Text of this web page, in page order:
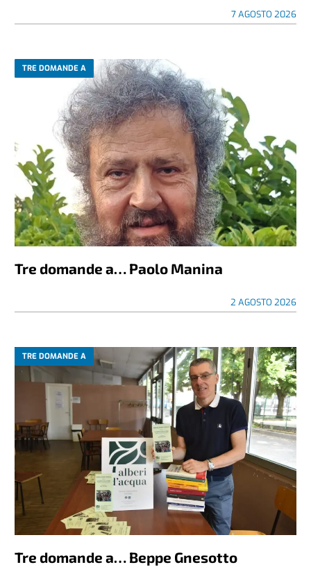
7 AGOSTO 2026
TRE DOMANDE A
Tre domande a… Paolo Manina
2 AGOSTO 2026
TRE DOMANDE A
Tre domande a… Beppe Gnesotto